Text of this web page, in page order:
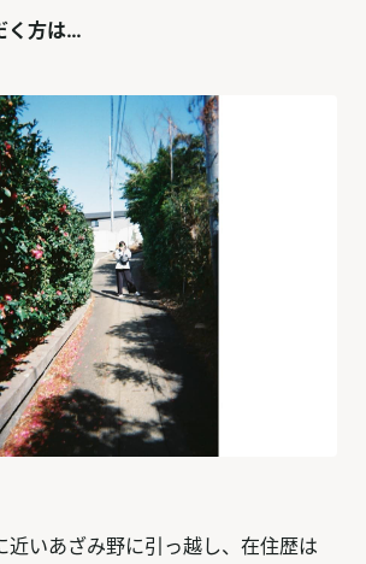
く方は…
近いあざみ野に引っ越し、在住歴は